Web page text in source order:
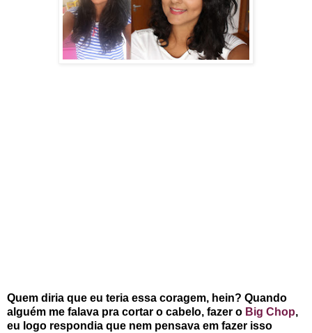
Quem diria que eu teria essa coragem, hein? Quando
alguém me falava pra cortar o cabelo, fazer o Big Chop,
eu logo respondia que nem pensava em fazer isso